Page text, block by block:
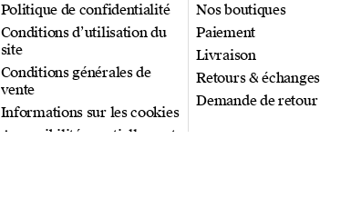
Politique de confidentialité
Conditions d’utilisation du
site
Conditions générales de
vente
Informations sur les cookies
Accessibilité : partiellement
Nos boutiques
Paiement
Livraison
Retours & échanges
Demande de retour